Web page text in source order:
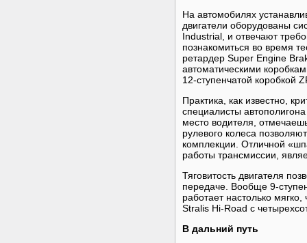
На автомобилях
двигатели оборудованы
Industrial, и отвечают
познакомиться во время
ретардер Super Engine
автоматическими
12-ступенчатой коробкой
Практика, как известно,
специалисты
место водителя,
рулевого колеса
комплекции. Отличной
работы трансмиссии,
Тяговитость двигателя
передаче. Вообще 9-
работает настолько
Stralis Hi-Road с
В дальний путь